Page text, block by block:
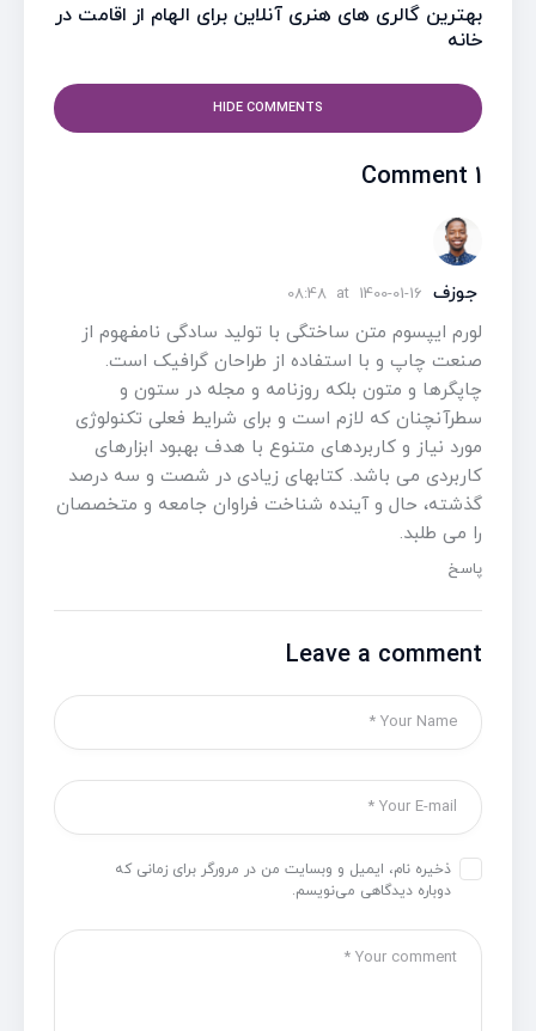
بهترین گالری های هنری آنلاین برای الهام از اقامت در
خانه
HIDE COMMENTS
1 Comment
جوزف 1400-01-16
at
08:48
لورم ایپسوم متن ساختگی با تولید سادگی نامفهوم از
صنعت چاپ و با استفاده از طراحان گرافیک است.
چاپگرها و متون بلکه روزنامه و مجله در ستون و
سطرآنچنان که لازم است و برای شرایط فعلی تکنولوژی
مورد نیاز و کاربردهای متنوع با هدف بهبود ابزارهای
کاربردی می باشد. کتابهای زیادی در شصت و سه درصد
گذشته، حال و آینده شناخت فراوان جامعه و متخصصان
را می طلبد.
پاسخ
Leave a comment
ذخیره نام، ایمیل و وبسایت من در مرورگر برای زمانی که
دوباره دیدگاهی می‌نویسم.